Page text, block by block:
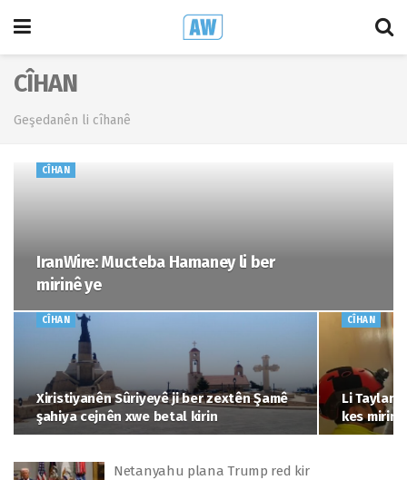
CÎHAN
Geşedanên li cîhanê
CÎHAN
IranWire: Mucteba Hamaney li ber
mirinê ye
CÎHAN
Xiristiyanên Sûriyeyê ji ber zextên Şamê
şahiya cejnên xwe betal kirin
CÎHAN
Li
kes mirin
Netanyahu plana Trump red kir